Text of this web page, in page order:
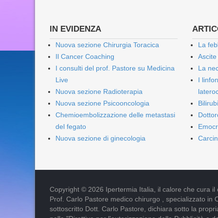
IN EVIDENZA
Nuova sezione Chirurgia Toracica
Il Cancer Coaching
I consulti del prof. Pastore su Medicina
Live
Nuova sezione Radioterapia
Nuova sezione Psicooncologia
Chemioembolizzazione delle metastasi
del fegato
Nuova sezione di ginecologia
La
La
I
Copyright © 2026 Ipertermia Italia, il calore che cura il
Prof. Carlo Pastore medico chirurgo , specializzato in
sottoscritto Dott. Carlo Pastore, dichiara sotto la